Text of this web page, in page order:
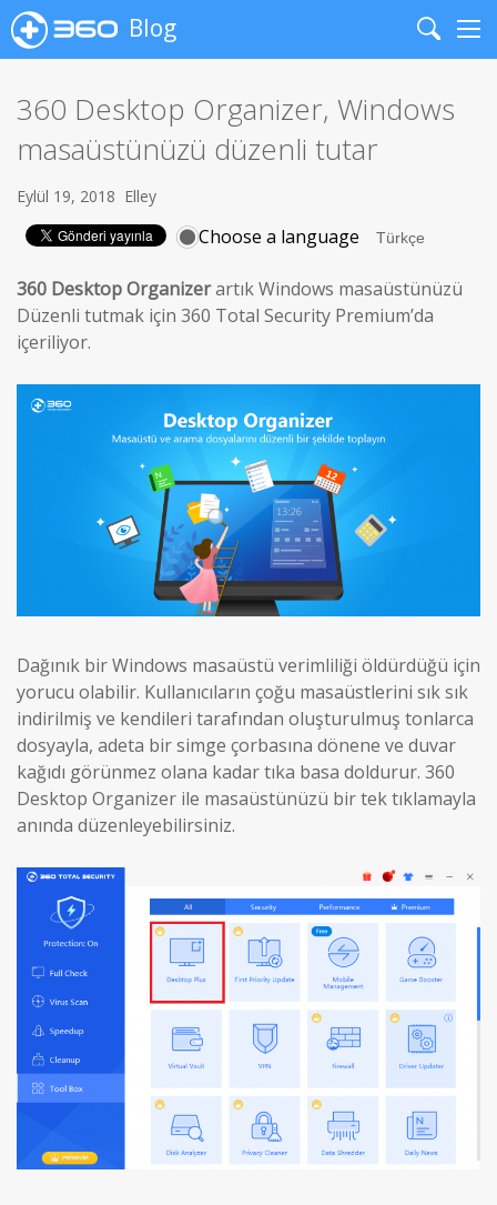
Blog
Search
360 Desktop Organizer, Windows
masaüstünüzü düzenli tutar
Eylül 19, 2018 Elley
Choose a language
360 Desktop Organizerartık Windows masaüstünüzü
Düzenli tutmak için 360 Total Security Premium’da
içeriliyor.
Dağınık bir Windows masaüstü verimliliği öldürdüğü için
yorucu olabilir. Kullanıcıların çoğu masaüstlerini sık sık
indirilmiş ve kendileri tarafından oluşturulmuş tonlarca
dosyayla, adeta bir simge çorbasına dönene ve duvar
kağıdı görünmez olana kadar tıka basa doldurur. 360
Desktop Organizer ile masaüstünüzü bir tek tıklamayla
anında düzenleyebilirsiniz.